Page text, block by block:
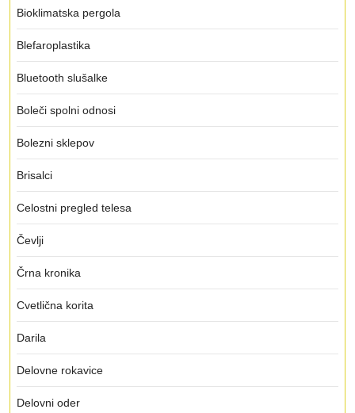
Bioklimatska pergola
Blefaroplastika
Bluetooth slušalke
Boleči spolni odnosi
Bolezni sklepov
Brisalci
Celostni pregled telesa
Čevlji
Črna kronika
Cvetlična korita
Darila
Delovne rokavice
Delovni oder